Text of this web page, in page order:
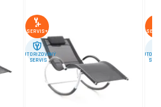
SERVIS+
AUTORIZOVANÝ
SERVIS